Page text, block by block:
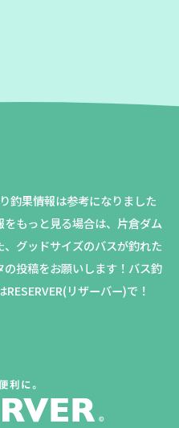
釣果情報は参考になりました
もっと見る場合は、片倉ダム
、グッドサイズのバスが釣れた
投稿をお願いします！バス釣
リザーバー)で！